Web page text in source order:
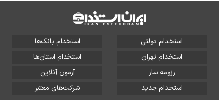
استخدام دولتی
استخدام بانک‌ها
استخدام تهران
استخدام استان‌ها
رزومه ساز
آزمون آنلاین
استخدام جدید
شرکت‌های معتبر